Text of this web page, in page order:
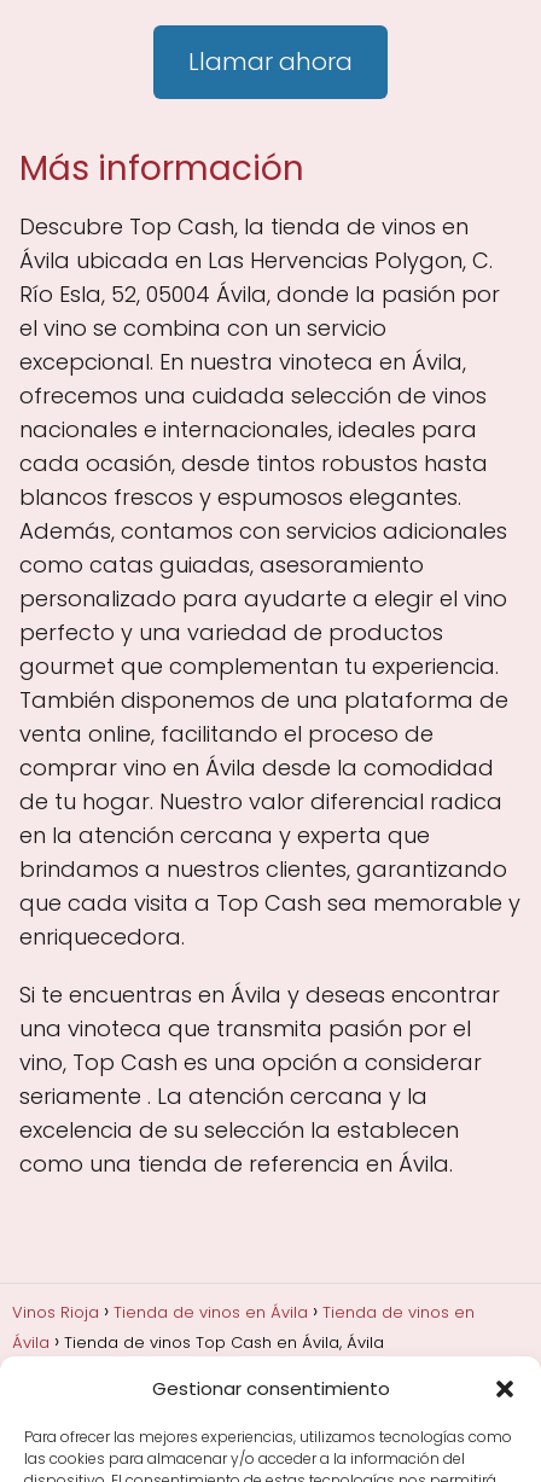
Gestionar consentimiento
Para ofrecer las mejores experiencias, utilizamos tecnologías como
las cookies para almacenar y/o acceder a la información del
Llamar ahora
Más información
Descubre Top Cash, la tienda de vinos en
Ávila ubicada en Las Hervencias Polygon, C.
Río Esla, 52, 05004 Ávila, donde la pasión por
el vino se combina con un servicio
excepcional. En nuestra vinoteca en Ávila,
ofrecemos una cuidada selección de vinos
nacionales e internacionales, ideales para
cada ocasión, desde tintos robustos hasta
blancos frescos y espumosos elegantes.
Además, contamos con servicios adicionales
como catas guiadas, asesoramiento
personalizado para ayudarte a elegir el vino
perfecto y una variedad de productos
gourmet que complementan tu experiencia.
También disponemos de una plataforma de
venta online, facilitando el proceso de
comprar vino en Ávila desde la comodidad
de tu hogar. Nuestro valor diferencial radica
en la atención cercana y experta que
brindamos a nuestros clientes, garantizando
que cada visita a Top Cash sea memorable y
enriquecedora.
Si te encuentras en Ávila y deseas encontrar
una vinoteca que transmita pasión por el
vino, Top Cash es una opción a considerar
seriamente . La atención cercana y la
excelencia de su selección la establecen
como una tienda de referencia en Ávila.
Vinos Rioja Tienda de vinos en Ávila
Tienda de vinos en
Ávila
Tienda de vinos Top Cash en Ávila, Ávila
Añadas, crianza y guarda
Bodegas y marcas de
Comprar vino
Rioja y guías de regalo
Cultura del vino y
curiosidades
Enoturismo en Rioja